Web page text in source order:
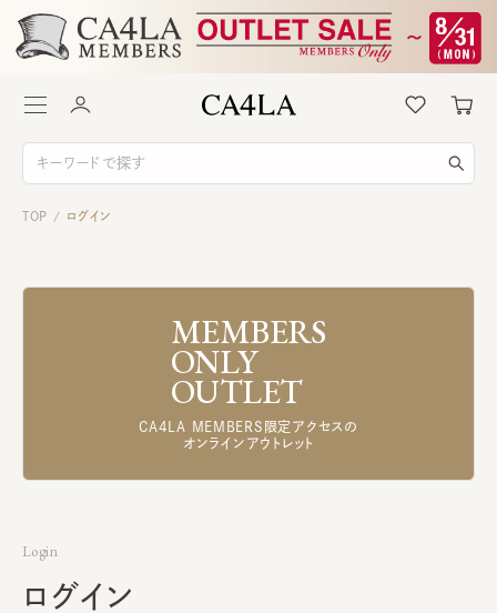
TOP / ログイン
MEMBERS
ONLY
OUTLET
CA4LA MEMBERS限定アクセスの
オンラインアウトレット
Login
ログイン